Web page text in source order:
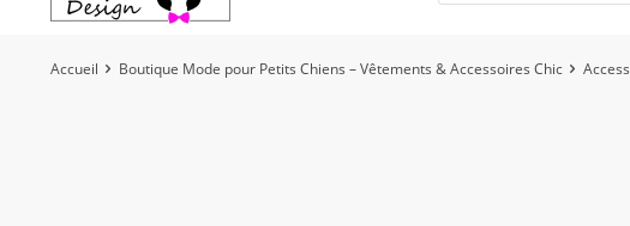
Accueil Boutique Mode pour Petits Chiens – Vêtements & Accessoires Chic